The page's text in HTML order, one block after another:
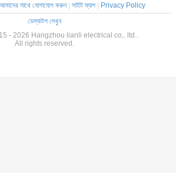
আমাদের সাথে যোগাযোগ করুন| সাইট ম্যাপ|
Privacy Policy
ডেস্কটপ দেখুন
- 2026 Hangzhou lianli electrical co,. ltd..
All rights reserved.